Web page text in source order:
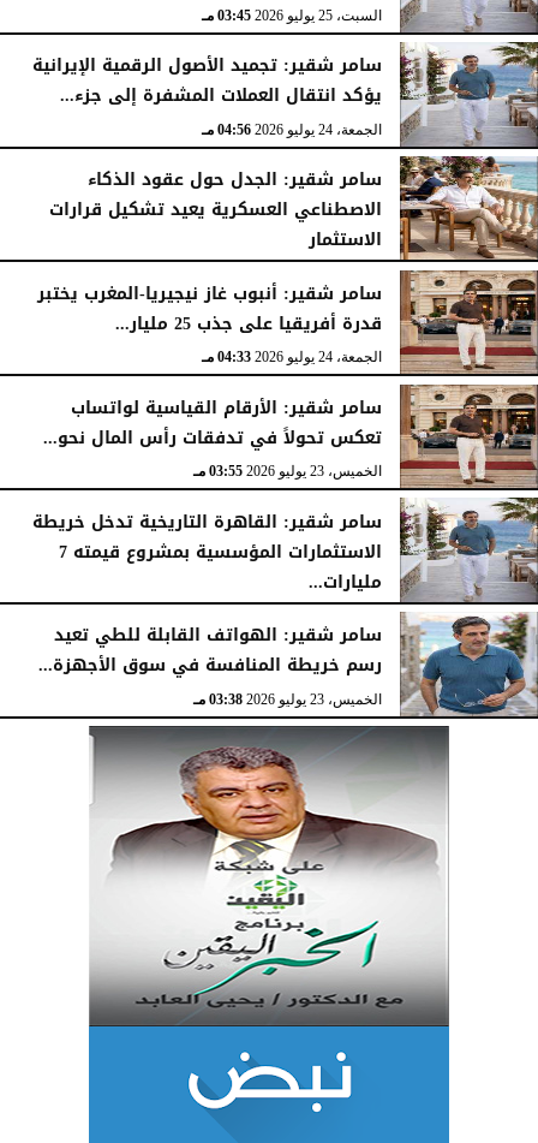
السبت، 25 يوليو 2026 03:45 مـ
سامر شقير: تجميد الأصول الرقمية الإيرانية
يؤكد انتقال العملات المشفرة إلى جزء...
الجمعة، 24 يوليو 2026 04:56 مـ
سامر شقير: الجدل حول عقود الذكاء
الاصطناعي العسكرية يعيد تشكيل قرارات
الاستثمار
الجمعة، 24 يوليو 2026 04:45 مـ
سامر شقير: أنبوب غاز نيجيريا-المغرب يختبر
قدرة أفريقيا على جذب 25 مليار...
الجمعة، 24 يوليو 2026 04:33 مـ
سامر شقير: الأرقام القياسية لواتساب
تعكس تحولاً في تدفقات رأس المال نحو...
الخميس، 23 يوليو 2026 03:55 مـ
سامر شقير: القاهرة التاريخية تدخل خريطة
الاستثمارات المؤسسية بمشروع قيمته 7
مليارات...
الخميس، 23 يوليو 2026
سامر شقير: الهواتف القابلة للطي تعيد
رسم خريطة المنافسة في سوق الأجهزة...
الخميس، 23 يوليو 2026 03:38 مـ